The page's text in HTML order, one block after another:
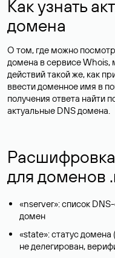
Как узнать
домена
О том, где можно
домена в сервисе
действий такой же, как
ввести доменное имя в
получения ответа найти
актуальные DNS домена.
для доменов
«nserver»: список
домен
«state»: статус
не делегирован,